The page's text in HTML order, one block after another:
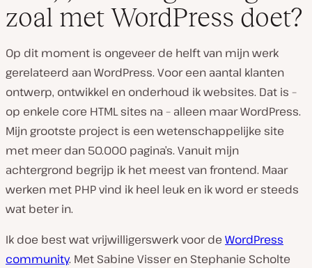
zoal met WordPress doet?
Op dit moment is ongeveer de helft van mijn werk
gerelateerd aan WordPress. Voor een aantal klanten
ontwerp, ontwikkel en onderhoud ik websites. Dat is –
op enkele core HTML sites na – alleen maar WordPress.
Mijn grootste project is een wetenschappelijke site
met meer dan 50.000 pagina’s. Vanuit mijn
achtergrond begrijp ik het meest van frontend. Maar
werken met PHP vind ik heel leuk en ik word er steeds
wat beter in.
Ik doe best wat vrijwilligerswerk voor de WordPress
community. Met Sabine Visser en Stephanie Scholte